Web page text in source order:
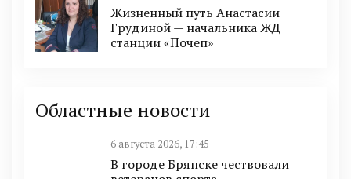
Жизненный путь Анастасии
Грудиной — начальника ЖД
станции «Почеп»
Областные новости
6 августа 2026, 17:45
В городе Брянске чествовали